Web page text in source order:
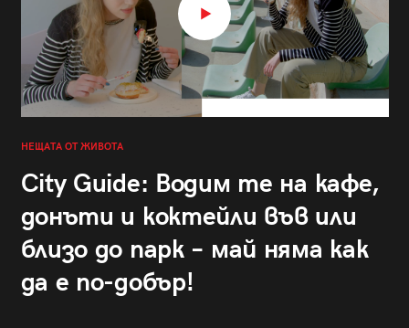
НЕЩАТА ОТ ЖИВОТА
City Guide: Водим те на кафе,
донъти и коктейли във или
близо до парк – май няма как
да е по-добър!